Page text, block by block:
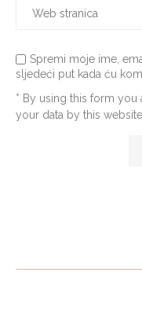
Spremi moje ime,
sljedeći put kada ću
* By using this form you
your data by this